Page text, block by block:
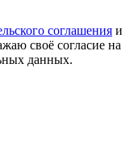
соглашения и
своё согласие на
данных.